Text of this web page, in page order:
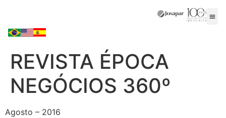
REVISTA ÉPOCA
NEGÓCIOS 360º
Agosto – 2016